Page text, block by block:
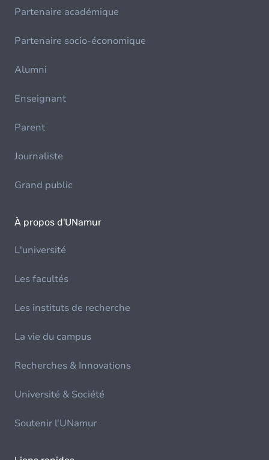
Partenaire académique
Partenaire socio-économique
Alumni
Enseignant
Parent
Journaliste
Grand public
À propos d'UNamur
L'université
Les facultés
Les instituts de recherche
La vie du campus
Recherches & Innovations
Université & Société
Soutenir l'UNamur